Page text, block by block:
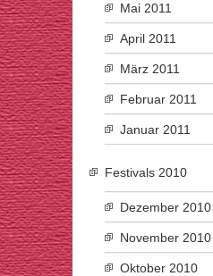
Mai 2011
April 2011
März 2011
Februar 2011
Januar 2011
Festivals 2010
Dezember 2010
November 2010
Oktober 2010